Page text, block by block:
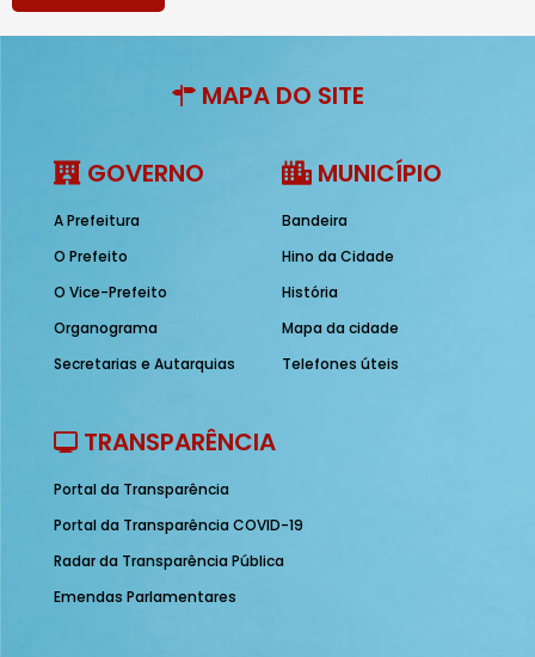
MAPA DO SITE
GOVERNO
A Prefeitura
O Prefeito
O Vice-Prefeito
Organograma
Secretarias e Autarquias
MUNICÍPIO
Bandeira
Hino da Cidade
História
Mapa da cidade
Telefones úteis
TRANSPARÊNCIA
Portal da Transparência
Portal da Transparência COVID-19
Radar da Transparência Pública
Emendas Parlamentares